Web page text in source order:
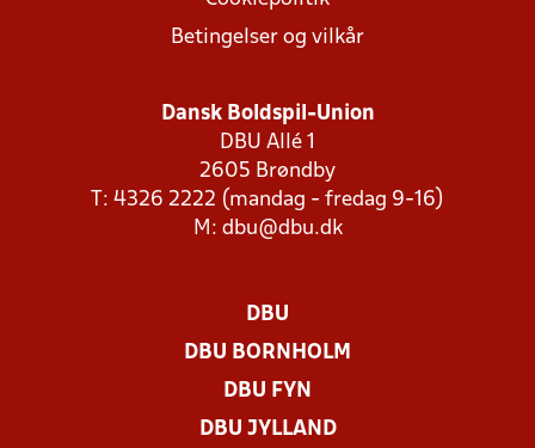
Betingelser og vilkår
Dansk Boldspil-Union
DBU Allé 1
2605 Brøndby
T: 4326 2222 (mandag - fredag 9-16)
M: dbu@dbu.dk
DBU
DBU BORNHOLM
DBU FYN
DBU JYLLAND